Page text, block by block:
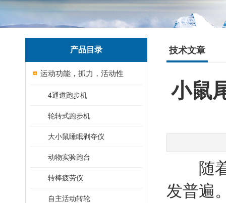
产品目录
运动功能，抓力，活动性
4通道跑步机
轮转式跑步机
大小鼠睡眠剥夺仪
动物实验跑台
转棒疲劳仪
自主活动转轮
技术文章
小鼠
随着
发普遍